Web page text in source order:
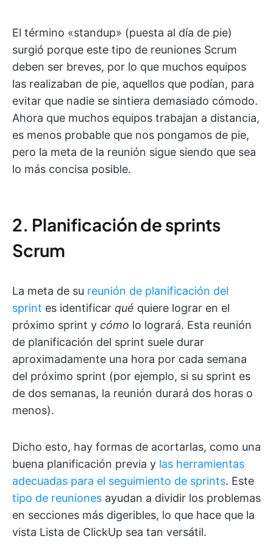
El término «standup» (puesta al día de pie)
surgió porque este tipo de reuniones Scrum
deben ser breves, por lo que muchos equipos
las realizaban de pie, aquellos que podían, para
evitar que nadie se sintiera demasiado cómodo.
Ahora que muchos equipos trabajan a distancia,
es menos probable que nos pongamos de pie,
pero la meta de la reunión sigue siendo que sea
lo más concisa posible.
2. Planificación de sprints
Scrum
La meta de su reunión de planificación del
sprint es identificar qué quiere lograr en el
próximo sprint y cómo lo logrará. Esta reunión
de planificación del sprint suele durar
aproximadamente una hora por cada semana
del próximo sprint (por ejemplo, si su sprint es
de dos semanas, la reunión durará dos horas o
menos).
Dicho esto, hay formas de acortarlas, como una
buena planificación previa y las herramientas
adecuadas para el seguimiento de sprints. Este
tipo de reuniones ayudan a dividir los problemas
en secciones más digeribles, lo que hace que la
vista Lista de ClickUp sea tan versátil.